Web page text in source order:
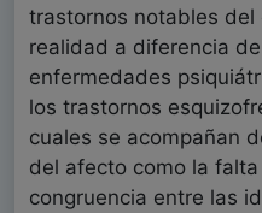
trastornos notables del
realidad a diferencia
enfermedades
los trastornos
cuales se acompañan
del afecto como la
congruencia entre las